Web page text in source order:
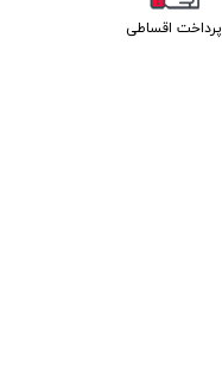
پرداخت اقساطی